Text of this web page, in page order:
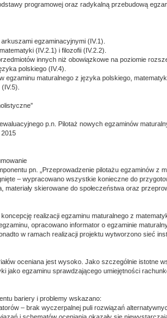
programowej oraz radykalną przebudową
egzaminacyjnymi (IV.1).
(IV.2.1) i filozofii (IV.2.2).‎
innych niż obowiązkowe na poziomie
polskiego (IV.4).‎
egzaminu maturalnego z języka polskiego,
p.n. Pilotaż nowych egzaminów
pn. „Przeprowadzenie pilotażu egzaminów z
– wypracowano wszystkie konieczne do
materiały skierowane do społeczeństwa oraz
realizacji egzaminu maturalnego z
opracowano informator o egzaminie
w ramach realizacji projektu wytworzono sieć
oceniana jest wysoko. Jako szczególnie istotne
jako egzaminu sprawdzającego umiejętności
bariery i problemy wskazano:
– brak wyczerpalnej puli rozwiązań